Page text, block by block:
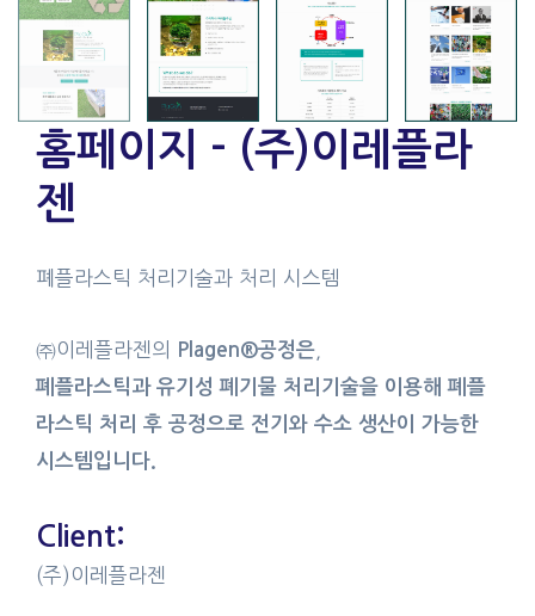
홈페이지 - (주)이레플라
젠
폐플라스틱 처리기술과 처리 시스템
㈜이레플라젠의 Plagen®공정은
폐플라스틱과 유기성 폐기물 처리기술을 이용해 폐플
라스틱 처리 후 공정으로 전기와 수소 생산이 가능한
시스템입니다.
Client:
(주)이레플라젠